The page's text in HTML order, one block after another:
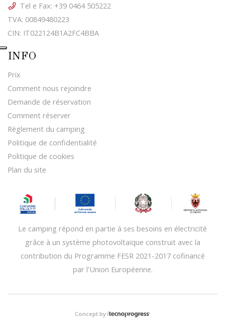
Tel e Fax: +39 0464 505222
TVA: 00849480223
CIN: IT022124B1A2FC4BBA
INFO
Prix
Comment nous rejoindre
Demande de réservation
Comment réserver
Règlement du camping
Politique de confidentialité
Politique de cookies
Plan du site
Le camping répond en partie à ses besoins en électricité
grâce à un système photovoltaïque construit avec la
contribution du Programme FESR 2021-2017 cofinancé
par l'Union Européenne.
Concept by